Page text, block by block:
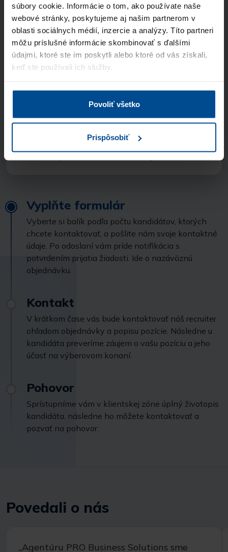
súbory cookie. Informácie o tom, ako používate naše
webové stránky, poskytujeme aj našim partnerom v
oblasti sociálnych médií, inzercie a analýzy. Títo partneri
môžu príslušné informácie skombinovať s ďalšími
údajmi, ktoré ste im poskytli alebo ktoré od vás získali,
keď ste používali ich služby.
Povoliť všetko
Prispôsobiť
Názov spoločnosti
Odkiaľ ste sa nás dozvedeli?
Súhlasím so spracúvaním
Odoslať
Vyplňte formulár
Vyberte si balík podľa počtu kandidátov, ktorých
chcete kontaktovať, a pošlite nám svoje kontaktné
údaje. Po odoslaní vám príde notifikácia s
potvrdením prijatia žiadosti. Ide o nazáväznú
objednávku.
Kontakt
V krátkom čase vás bude kontaktovať náš recruiter
ohľadom objednávky a popisu pozície. Následne u
kandidáta preveríme záujem o vašu pozíciu a jeho
účasť na výberovom konaní.
Pohovor
Sprístupníme vám v klientskej zóne úplný životopis
kandidáta, následne ho môžete kontaktovať a
pozvať na pohovor.
Povedali o nás
,,Agentúru PRO Business Solutions sme